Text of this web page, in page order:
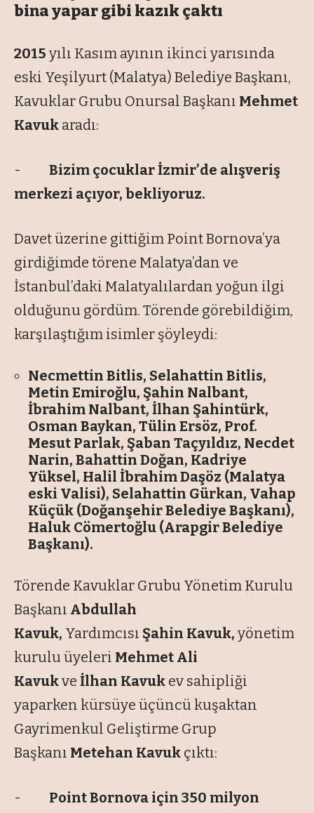
bina yapar gibi kazık çaktı
2015 yılı Kasım ayının ikinci yarısında
eski Yeşilyurt (Malatya) Belediye Başkanı,
Kavuklar Grubu Onursal Başkanı Mehmet
Kavuk aradı:
- Bizim çocuklar İzmir’de alışveriş
merkezi açıyor, bekliyoruz.
Davet üzerine gittiğim Point Bornova’ya
girdiğimde törene Malatya’dan ve
İstanbul’daki Malatyalılardan yoğun ilgi
olduğunu gördüm. Törende görebildiğim,
karşılaştığım isimler şöyleydi:
Necmettin Bitlis, Selahattin Bitlis,
Metin Emiroğlu, Şahin Nalbant,
İbrahim Nalbant, İlhan Şahintürk,
Osman Baykan, Tülin Ersöz, Prof.
Mesut Parlak, Şaban Taçyıldız, Necdet
Narin, Bahattin Doğan, Kadriye
Yüksel, Halil İbrahim Daşöz (Malatya
eski Valisi), Selahattin Gürkan, Vahap
Küçük (Doğanşehir Belediye Başkanı),
Haluk Cömertoğlu (Arapgir Belediye
Başkanı).
Törende Kavuklar Grubu Yönetim Kurulu
Başkanı Abdullah
Kavuk, Yardımcısı Şahin Kavuk, yönetim
kurulu üyeleri Mehmet Ali
Kavukve İlhan Kavuk ev sahipliği
yaparken kürsüye üçüncü kuşaktan
Gayrimenkul Geliştirme Grup
Başkanı Metehan Kavuk çıktı:
- Point Bornova için 350 milyon